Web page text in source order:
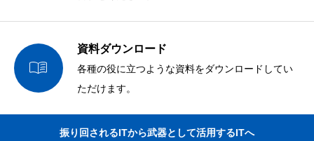

資料ダウンロード
各種の役に立つような資料をダウンロードしてい
ただけます。
振り回されるITから武器として活用するITへ